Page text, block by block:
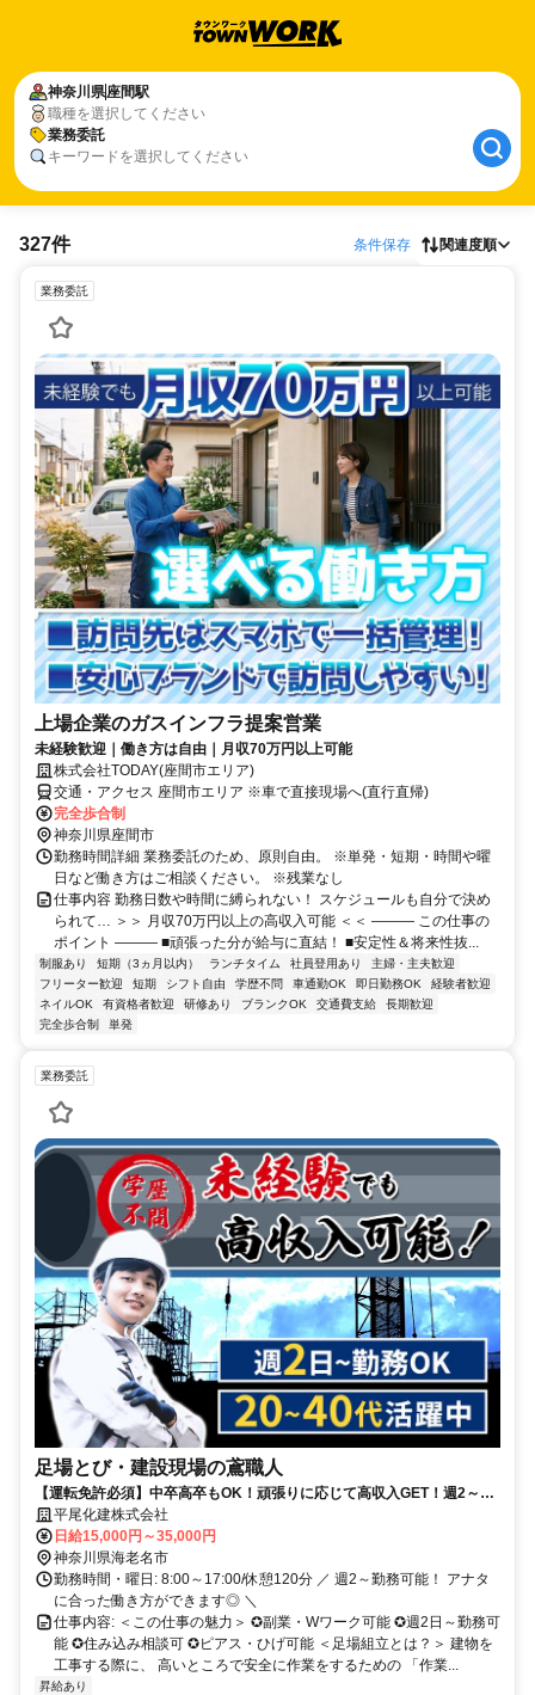
神奈川県座間駅
職種を選択してください
業務委託
キーワードを選択してください
327件 条件保存 関連度順
業務委託
上場企業のガスインフラ提案営業
未経験歓迎｜働き方は自由｜月収70万円以上可能
株式会社TODAY(座間市エリア)
交通・アクセス 座間市エリア ※車で直接現場へ(直行直帰)
完全歩合制
神奈川県座間市
勤務時間詳細 業務委託のため、原則自由。 ※単発・短期・時間や曜
日など働き方はご相談ください。 ※残業なし
仕事内容 勤務日数や時間に縛られない！ スケジュールも自分で決め
られて… ＞＞ 月収70万円以上の高収入可能 ＜＜ ――― この仕事の
ポイント ――― ■頑張った分が給与に直結！ ■安定性＆将来性抜...
制服あり 短期（3ヵ月以内） ランチタイム 社員登用あり
主婦・主夫歓迎
フリーター歓迎
短期 シフト自由 学歴不問 車通勤OK 即日勤務OK
経験者歓迎
ネイルOK
有資格者歓迎 研修あり ブランクOK 交通費支給
長期歓迎
完全歩合制
単発
業務委託
足場とび・建設現場の鳶職人
【運転免許必須】中卒高卒もOK！頑張りに応じて高収入GET！週2～勤
務可能・副業Wワークも可能で、未経験歓迎なレア求人！
平尾化建株式会社
日給15,000円～35,000円
神奈川県海老名市
勤務時間・曜日: 8:00～17:00/休憩120分 ／ 週2～勤務可能！ アナタ
に合った働き方ができます◎ ＼
仕事内容: ＜この仕事の魅力＞ ✪副業・Wワーク可能 ✪週2日～勤務可
能 ✪住み込み相談可 ✪ピアス・ひげ可能 ＜足場組立とは？＞ 建物を
工事する際に、 高いところで安全に作業をするための 「作業...
昇給あり